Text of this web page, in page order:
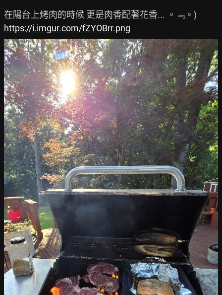
https://i.imgur.com/fZYOBrr.png